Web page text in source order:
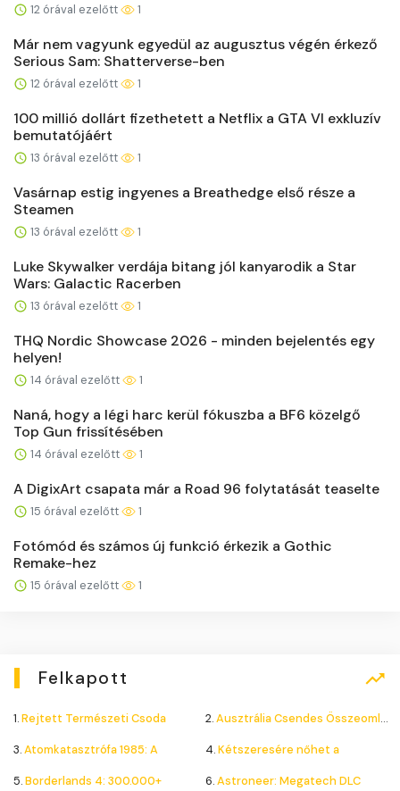
12 órával ezelőtt 1
Már nem vagyunk egyedül az augusztus végén érkező
Serious Sam: Shatterverse-ben
12 órával ezelőtt 1
100 millió dollárt fizethetett a Netflix a GTA VI exkluzív
bemutatójáért
13 órával ezelőtt 1
Vasárnap estig ingyenes a Breathedge első része a
Steamen
13 órával ezelőtt 1
Luke Skywalker verdája bitang jól kanyarodik a Star
Wars: Galactic Racerben
13 órával ezelőtt 1
THQ Nordic Showcase 2026 - minden bejelentés egy
helyen!
14 órával ezelőtt 1
Naná, hogy a légi harc kerül fókuszba a BF6 közelgő
Top Gun frissítésében
14 órával ezelőtt 1
A DigixArt csapata már a Road 96 folytatását teaselte
15 órával ezelőtt 1
Fotómód és számos új funkció érkezik a Gothic
Remake-hez
15 órával ezelőtt 1
Felkapott
1.Rejtett Természeti Csoda 2.Ausztrália Csendes Összeomlása
3.Atomkatasztrófa 1985: A 4.Kétszeresére nőhet a
5.Borderlands 4: 300.000+ 6.Astroneer: Megatech DLC